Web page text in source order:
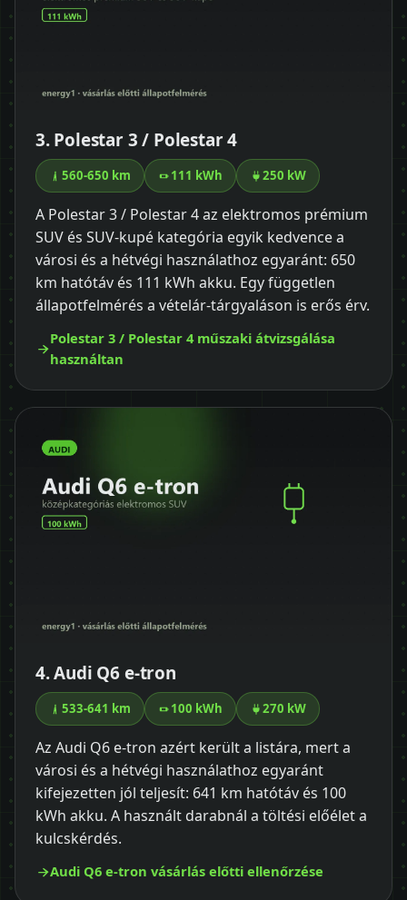
3. Polestar 3 / Polestar 4
560-650 km 111 kWh 250 kW
A Polestar 3 / Polestar 4 az elektromos prémium
SUV és SUV-kupé kategória egyik kedvence a
városi és a hétvégi használathoz egyaránt: 650
km hatótáv és 111 kWh akku. Egy független
állapotfelmérés a vételár-tárgyaláson is erős érv.
Polestar 3 / Polestar 4 műszaki átvizsgálása
használtan
4. Audi Q6 e-tron
533-641 km 100 kWh 270 kW
Az Audi Q6 e-tron azért került a listára, mert a
városi és a hétvégi használathoz egyaránt
kifejezetten jól teljesít: 641 km hatótáv és 100
kWh akku. A használt darabnál a töltési előélet a
kulcskérdés.
Audi Q6 e-tron vásárlás előtti ellenőrzése